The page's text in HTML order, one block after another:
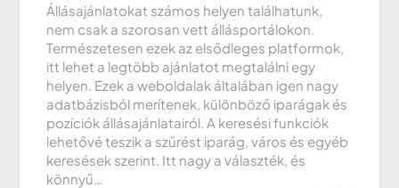
Állásajánlatokat számos helyen találhatunk,
nem csak a szorosan vett állásportálokon.
Természetesen ezek az elsődleges platformok,
itt lehet a legtöbb ajánlatot megtalálni egy
helyen. Ezek a weboldalak általában igen nagy
adatbázisból merítenek, különböző iparágak és
pozíciók állásajánlatairól. A keresési funkciók
lehetővé teszik a szűrést iparág, város és egyéb
keresések szerint. Itt nagy a választék, és
könnyű…